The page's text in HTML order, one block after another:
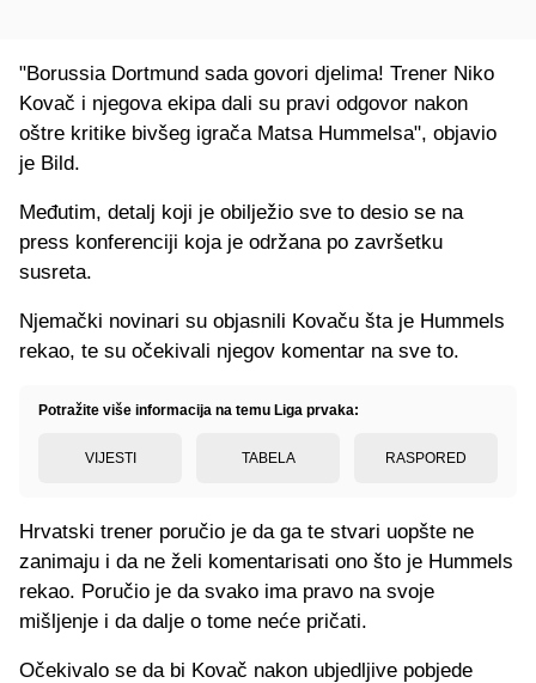
"Borussia Dortmund sada govori djelima! Trener Niko
Kovač i njegova ekipa dali su pravi odgovor nakon
oštre kritike bivšeg igrača Matsa Hummelsa", objavio
je Bild.
Međutim, detalj koji je obilježio sve to desio se na
press konferenciji koja je održana po završetku
susreta.
Njemački novinari su objasnili Kovaču šta je Hummels
rekao, te su očekivali njegov komentar na sve to.
Potražite više informacija na temu Liga prvaka:
VIJESTI TABELA RASPORED
Hrvatski trener poručio je da ga te stvari uopšte ne
zanimaju i da ne želi komentarisati ono što je Hummels
rekao. Poručio je da svako ima pravo na svoje
mišljenje i da dalje o tome neće pričati.
Očekivalo se da bi Kovač nakon ubjedljive pobjede